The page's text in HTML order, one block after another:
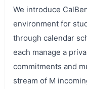
We introduce
environment for
through calendar
each manage a
commitments and
stream of M